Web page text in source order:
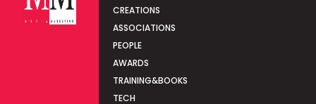
CREATIONS
ASSOCIATIONS
PEOPLE
AWARDS
TRAINING&BOOKS
TECH